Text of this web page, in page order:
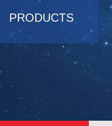
PRODUCTS